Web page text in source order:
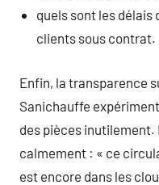
quels sont les délais
clients sous contrat.
Enfin, la transparence
Sanichauffe
des pièces inutilement.
calmement : « ce
est encore dans les